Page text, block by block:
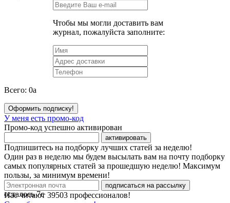
Чтобы мы могли доставить вам
журнал, пожалуйста заполните:
Всего: 0a
Оформить подписку!
У меня есть промо-код
Промо-код успешно активирован
активировать
Подпишитесь на подборку лучших статей за неделю!
Один раз в неделю мы будем высылать вам на почту подборку
самых популярных статей за прошедшую неделю! Максимум
пользы, за минимум времени!
подписаться на рассылку
Нас читают 39503 профессионалов!
осталось7с